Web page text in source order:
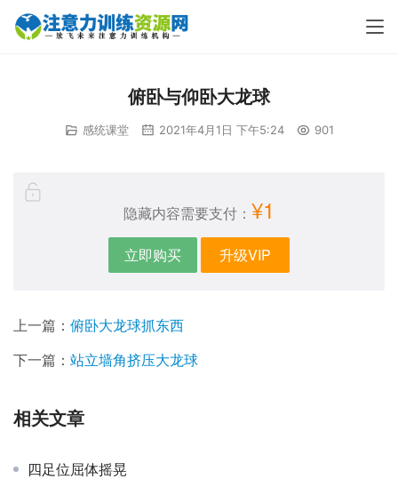
俯卧与仰卧大龙球
感统课堂 2021年4月1日 下午5:24 901
隐藏内容需要支付： ¥1
立即购买 升级VIP
上一篇： 俯卧大龙球抓东西
下一篇： 站立墙角挤压大龙球
相关文章
四足位屈体摇晃